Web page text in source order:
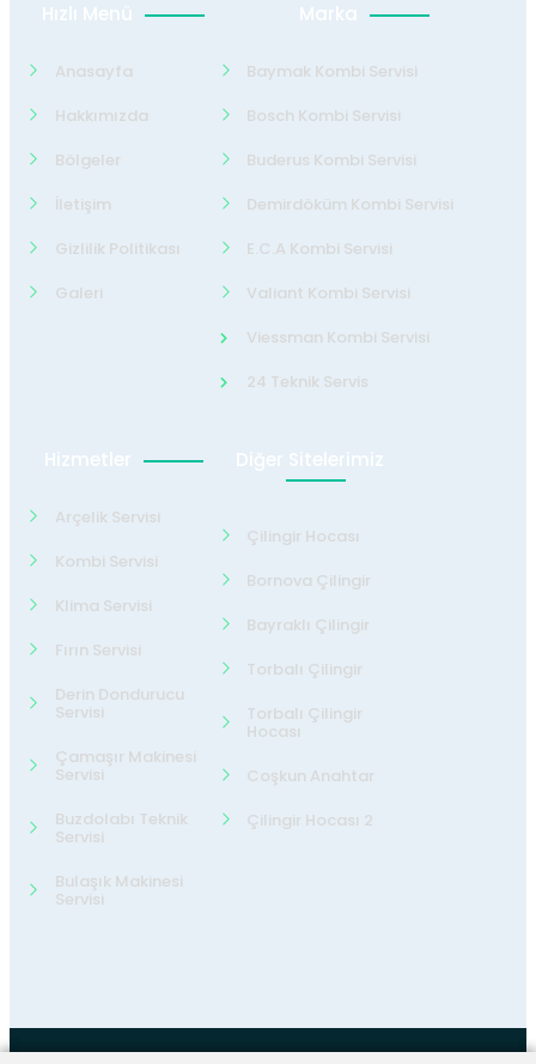
Hızlı Menü
Anasayfa
Hakkımızda
Bölgeler
İletişim
Gizlilik Politikası
Galeri
Marka
Baymak Kombi Servisi
Bosch Kombi Servisi
Buderus Kombi Servisi
Demirdöküm Kombi Servisi
E.C.A Kombi Servisi
Valiant Kombi Servisi
Viessman Kombi Servisi
24 Teknik Servis
Hizmetler
Arçelik Servisi
Kombi Servisi
Klima Servisi
Fırın Servisi
Derin Dondurucu
Servisi
Çamaşır Makinesi
Servisi
Buzdolabı Teknik
Servisi
Bulaşık Makinesi
Servisi
Diğer Sitelerimiz
Çilingir Hocası
Bornova Çilingir
Bayraklı Çilingir
Torbalı Çilingir
Torbalı Çilingir
Hocası
Coşkun Anahtar
Çilingir Hocası 2